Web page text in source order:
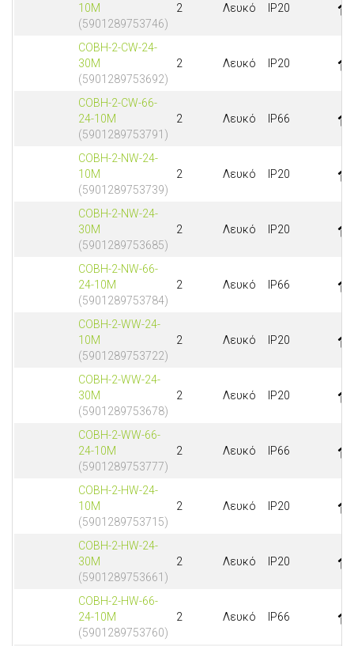
10M
(5901289753746)
2 Λευκό IP20
COBH-2-CW-24-
30M
(5901289753692)
2 Λευκό IP20
COBH-2-CW-66-
24-10M
(5901289753791)
2 Λευκό IP66
COBH-2-NW-24-
10M
(5901289753739)
2 Λευκό IP20
COBH-2-NW-24-
30M
(5901289753685)
2 Λευκό IP20
COBH-2-NW-66-
24-10M
(5901289753784)
2 Λευκό IP66
COBH-2-WW-24-
10M
(5901289753722)
2 Λευκό IP20
COBH-2-WW-24-
30M
(5901289753678)
2 Λευκό IP20
COBH-2-WW-66-
24-10M
(5901289753777)
2 Λευκό IP66
COBH-2-HW-24-
10M
(5901289753715)
2 Λευκό IP20
COBH-2-HW-24-
30M
(5901289753661)
2 Λευκό IP20
COBH-2-HW-66-
24-10M
(5901289753760)
2 Λευκό IP66